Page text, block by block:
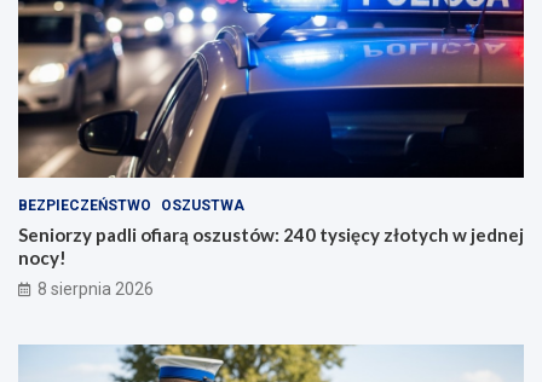
BEZPIECZEŃSTWO OSZUSTWA
Seniorzy padli ofiarą oszustów: 240 tysięcy złotych w jednej
nocy!
8 sierpnia 2026